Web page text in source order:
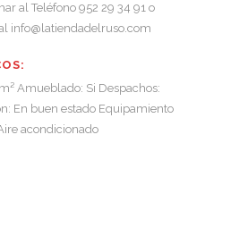
al Teléfono 952 29 34 91 o
info@latiendadelruso.com
Amueblado: Si Despachos:
En buen estado Equipamiento
acondicionado